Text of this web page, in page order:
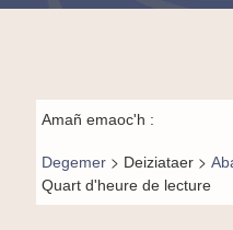
al
BR-fr
Fil de
navigation-
BR
Amañ emaoc'h :
Degemer > Deiziataer >
Quart d'heure de lecture